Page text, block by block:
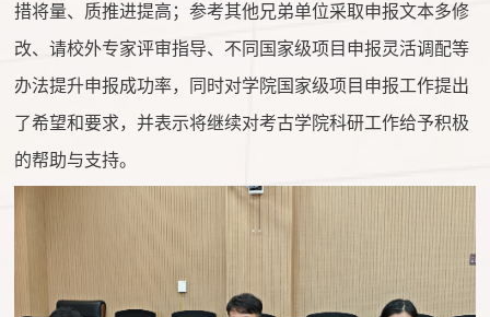
措将量、质推进提高；参考其他兄弟单位采取申报文本多修
改、请校外专家评审指导、不同国家级项目申报灵活调配等
办法提升申报成功率，同时对学院国家级项目申报工作提出
了希望和要求，并表示将继续对考古学院科研工作给予积极
的帮助与支持。